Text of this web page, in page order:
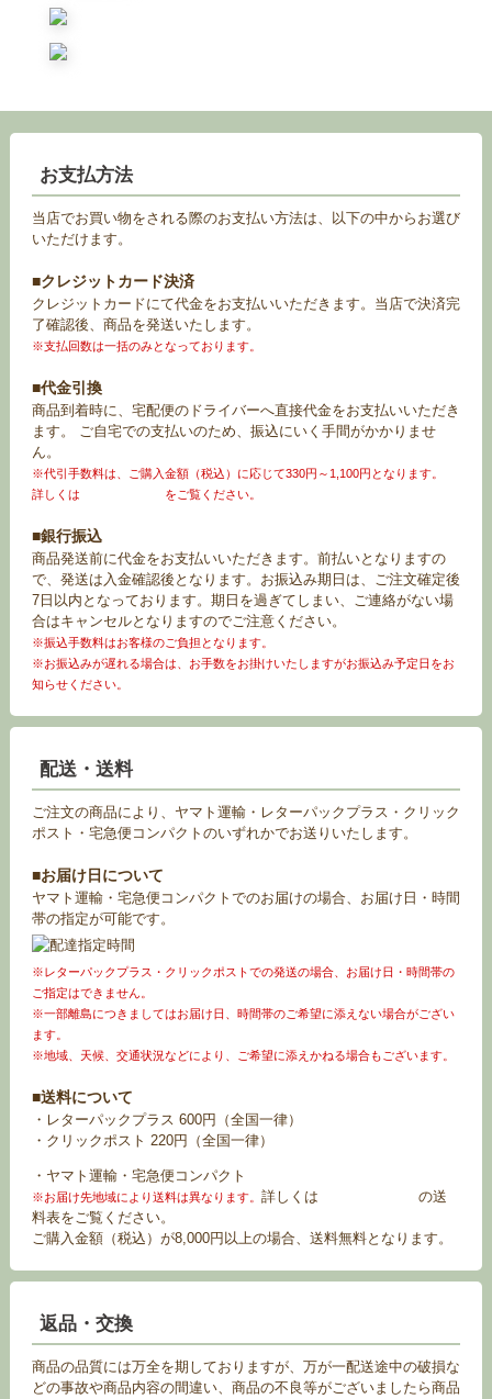
お支払方法
当店でお買い物をされる際のお支払い方法は、以下の中からお選び
いただけます。
■クレジットカード決済
クレジットカードにて代金をお支払いいただきます。当店で決済完
了確認後、商品を発送いたします。
※支払回数は一括のみとなっております。
■代金引換
商品到着時に、宅配便のドライバーへ直接代金をお支払いいただき
ます。 ご自宅での支払いのため、振込にいく手間がかかりませ
ん。
※代引手数料は、ご購入金額（税込）に応じて330円～1,100円となります。
詳しくは
をご覧ください。
■銀行振込
商品発送前に代金をお支払いいただきます。前払いとなりますの
で、発送は入金確認後となります。お振込み期日は、ご注文確定後
7日以内となっております。期日を過ぎてしまい、ご連絡がない場
合はキャンセルとなりますのでご注意ください。
※振込手数料はお客様のご負担となります。
※お振込みが遅れる場合は、お手数をお掛けいたしますがお振込み予定日をお
知らせください。
配送・送料
ご注文の商品により、ヤマト運輸・レターパックプラス・クリック
ポスト・宅急便コンパクトのいずれかでお送りいたします。
■お届け日について
ヤマト運輸・宅急便コンパクトでのお届けの場合、お届け日・時間
帯の指定が可能です。
※レターパックプラス・クリックポストでの発送の場合、お届け日・時間帯の
ご指定はできません。
※一部離島につきましてはお届け日、時間帯のご希望に添えない場合がござい
ます。
※地域、天候、交通状況などにより、ご希望に添えかねる場合もございます。
■送料について
・レターパックプラス 600円（全国一律）
・クリックポスト 220円（全国一律）
・ヤマト運輸・宅急便コンパクト
※お届け先地域により送料は異なります。 詳しくは
の送
料表をご覧ください。
ご購入金額（税込）が8,000円以上の場合、送料無料となります。
返品・交換
商品の品質には万全を期しておりますが、万が一配送途中の破損な
どの事故や商品内容の間違い、商品の不良等がございましたら商品